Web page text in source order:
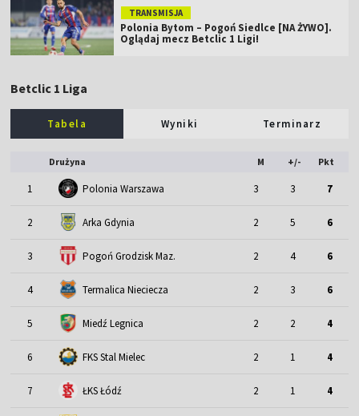
TRANSMISJA
Polonia Bytom – Pogoń Siedlce [NA ŻYWO].
Oglądaj mecz Betclic 1 Ligi!
Betclic 1 Liga
Tabela Wyniki Terminarz
Drużyna M +/- Pkt
1 Polonia Warszawa 3 3 7
2 Arka Gdynia 2 5 6
3 Pogoń Grodzisk Maz. 2 4 6
4 Termalica Nieciecza 2 3 6
5 Miedź Legnica 2 2 4
6 FKS Stal Mielec 2 1 4
7 ŁKS Łódź 2 1 4